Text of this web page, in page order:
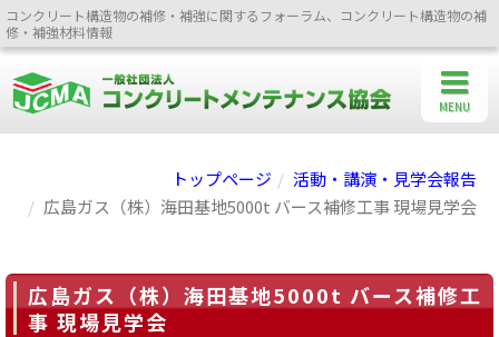
コンクリート構造物の補修・補強に関するフォーラム、コンクリート構造物の補
修・補強材料情報
トップページ
活動・講演・見学会報告
広島ガス（株）海田基地5000t バース補修工事 現場見学会
広島ガス（株）海田基地5000t バース補修工
事 現場見学会
MENU